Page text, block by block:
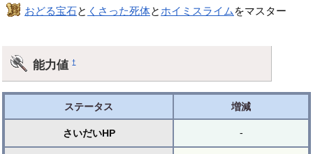
おどる宝石と くさった死体と ホイミスライム をマスター
能力値†
ステータス 増減
さいだいHP -